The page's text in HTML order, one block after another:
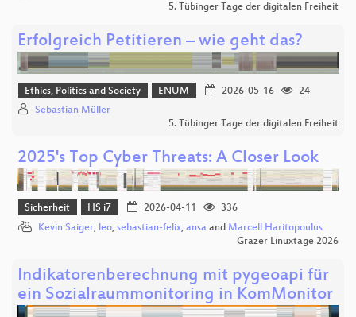
5. Tübinger Tage der digitalen Freiheit
Erfolgreich Petitieren – wie geht das?
Ethics, Politics and Society ENUM 2026-05-16
24
Sebastian Müller
5. Tübinger Tage der digitalen Freiheit
2025's Top Cyber Threats: A Closer Look
Sicherheit HS i7 2026-04-11
336
Kevin Saiger, leo, sebastian-felix, ansa and Marcell Haritopoulus
Grazer Linuxtage 2026
Indikatorenberechnung mit pygeoapi für
ein Sozialraummonitoring in KomMonitor